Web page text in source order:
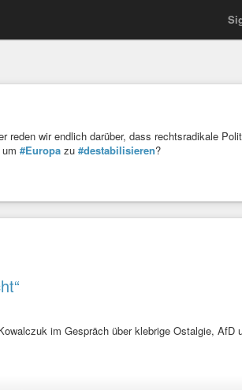
reden wir endlich darüber, dass rechtsradikale
#Europa zu #destabilisieren?
im Gespräch über klebrige Ostalgie, AfD